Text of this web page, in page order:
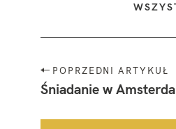
N
a
POPRZEDNI ARTYKUŁ
Śniadanie w